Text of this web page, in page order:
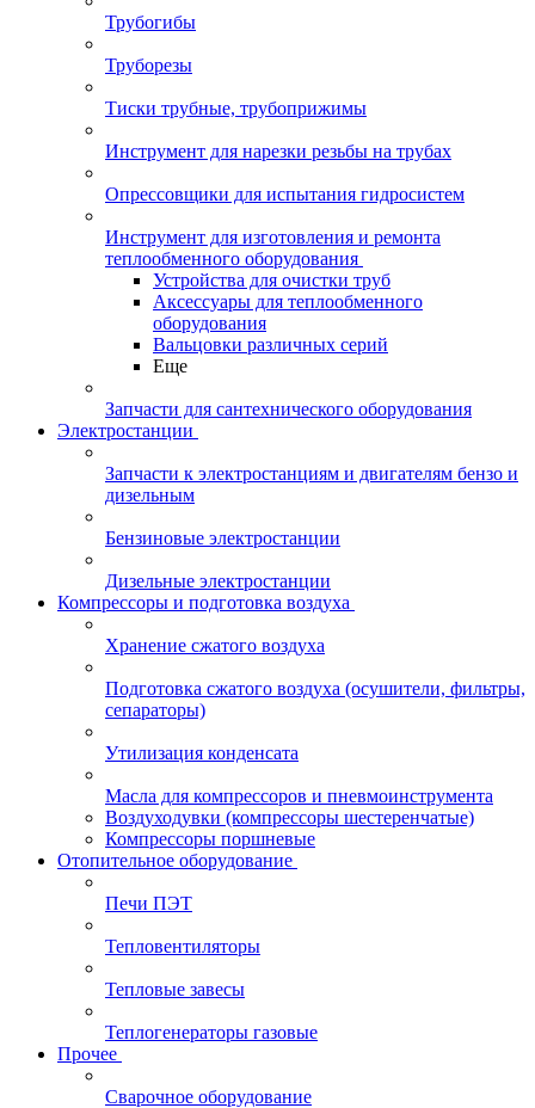
Трубогибы
Труборезы
Тиски трубные, трубоприжимы
Инструмент для нарезки резьбы на трубах
Опрессовщики для испытания гидросистем
Инструмент для изготовления и ремонта
теплообменного оборудования
Устройства для очистки труб
Аксессуары для теплообменного
оборудования
Вальцовки различных серий
Еще
Запчасти для сантехнического оборудования
Электростанции
Запчасти к электростанциям и двигателям бензо и
дизельным
Бензиновые электростанции
Дизельные электростанции
Компрессоры и подготовка воздуха
Хранение сжатого воздуха
Подготовка сжатого воздуха (осушители, фильтры,
сепараторы)
Утилизация конденсата
Масла для компрессоров и пневмоинструмента
Воздуходувки (компрессоры шестеренчатые)
Компрессоры поршневые
Отопительное оборудование
Печи ПЭТ
Тепловентиляторы
Тепловые завесы
Теплогенераторы газовые
Прочее
Сварочное оборудование